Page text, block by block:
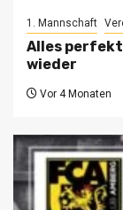
1. Mannschaft
Alles
wieder
Vor 4 Monaten